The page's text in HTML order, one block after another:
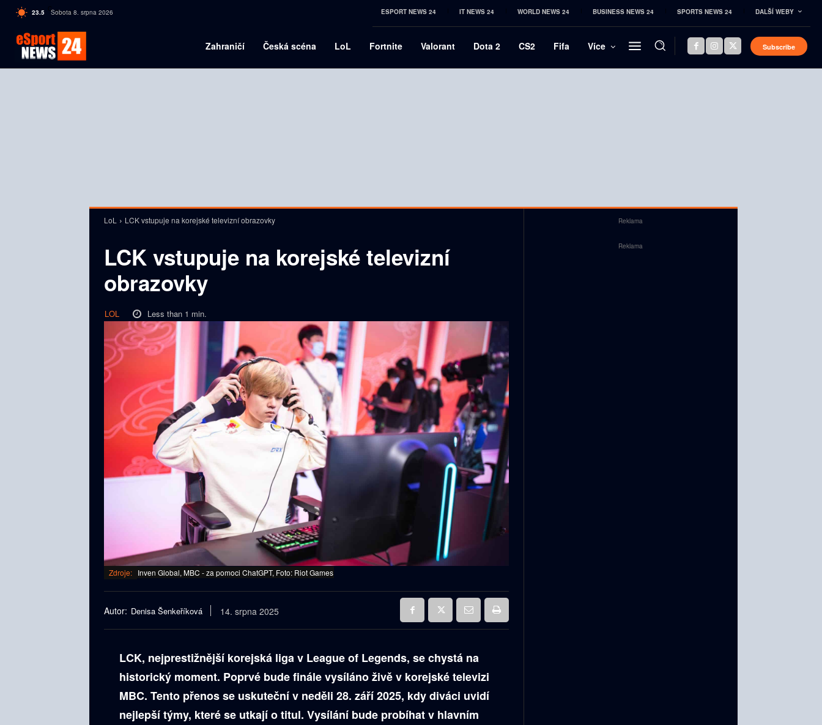
23.5 C Czech
Sobota 8. srpna 2026 ESPORT NEWS 24 IT NEWS 24 WORLD NEWS 24 BUSINESS NEWS 24 SPORTS NEWS 24 DALŠÍ WEBY
Zahraničí Česká scéna LoL Fortnite Valorant Dota 2 CS2 Fifa Více Subscribe
LoL LCK vstupuje na korejské televizní obrazovky
LCK vstupuje na korejské televizní
obrazovky
LOL Less than 1 min.
Zdroje: Inven Global, MBC - za pomoci ChatGPT, Foto: Riot Games
Autor: Denisa Šenkeříková 14. srpna 2025
LCK, nejprestižnější korejská liga v League of Legends, se chystá na
historický moment. Poprvé bude finále vysíláno živě v korejské televizi
MBC. Tento přenos se uskuteční v neděli 28. září 2025, kdy diváci uvidí
nejlepší týmy, které se utkají o titul. Vysílání bude probíhat v hlavním
Reklama
Reklama